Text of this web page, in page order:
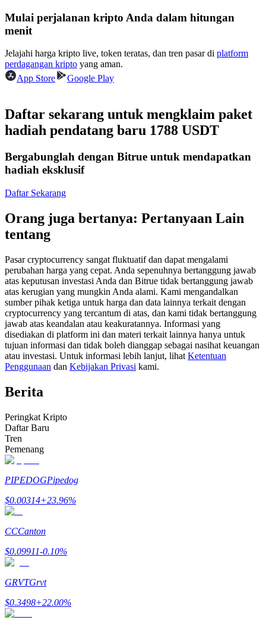
USDC Berjangka
Copy Trading
Bergabunglah dengan pedagang top
Menjadi Pedagang Salinan
Informasi
Mulai perjalanan kripto Anda dalam hitungan
menit
Jelajahi harga kripto live, token teratas, dan tren pasar di platform
perdagangan kripto yang aman.
App Store
Google Play
Daftar sekarang untuk mengklaim paket
hadiah pendatang baru 1788 USDT
Bergabunglah dengan Bitrue untuk mendapatkan
hadiah eksklusif
Daftar Sekarang
Orang juga bertanya: Pertanyaan Lain
tentang
Pasar cryptocurrency sangat fluktuatif dan dapat mengalami
perubahan harga yang cepat. Anda sepenuhnya bertanggung jawab
atas keputusan investasi Anda dan Bitrue tidak bertanggung jawab
atas kerugian yang mungkin Anda alami. Kami mengandalkan
sumber pihak ketiga untuk harga dan data lainnya terkait dengan
cryptocurrency yang tercantum di atas, dan kami tidak bertanggung
jawab atas keandalan atau keakuratannya. Informasi yang
disediakan di platform ini dan materi terkait lainnya hanya untuk
tujuan informasi dan tidak boleh dianggap sebagai nasihat keuangan
atau investasi. Untuk informasi lebih lanjut, lihat Ketentuan
Penggunaan dan Kebijakan Privasi kami.
Berita
Peringkat Kripto
Daftar Baru
Tren
Pemenang
PIPEDOGPipedog
$0.00314+23.96%
CCCanton
$0.09911-0.10%
GRVTGrvt
$0.3498+22.00%